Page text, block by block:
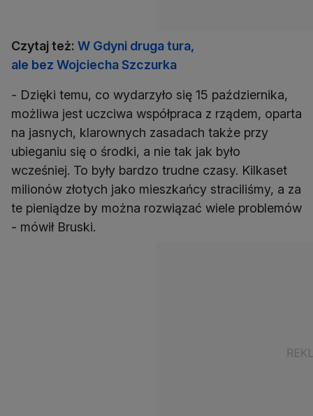
Czytaj też: W Gdyni druga tura,
ale bez Wojciecha Szczurka
- Dzięki temu, co wydarzyło się 15 października,
możliwa jest uczciwa współpraca z rządem, oparta
na jasnych, klarownych zasadach także przy
ubieganiu się o środki, a nie tak jak było
wcześniej. To były bardzo trudne czasy. Kilkaset
milionów złotych jako mieszkańcy straciliśmy, a za
te pieniądze by można rozwiązać wiele problemów
- mówił Bruski.